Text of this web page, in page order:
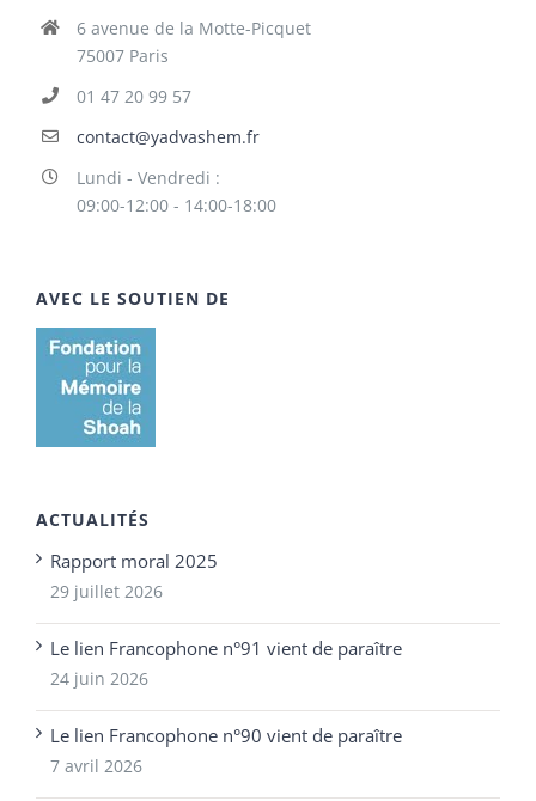
6 avenue de la Motte-Picquet
75007 Paris
01 47 20 99 57
contact@yadvashem.fr
Lundi - Vendredi :
09:00-12:00 - 14:00-18:00
AVEC LE SOUTIEN DE
ACTUALITÉS
Rapport moral 2025
29 juillet 2026
Le lien Francophone n°91 vient de paraître
24 juin 2026
Le lien Francophone n°90 vient de paraître
7 avril 2026